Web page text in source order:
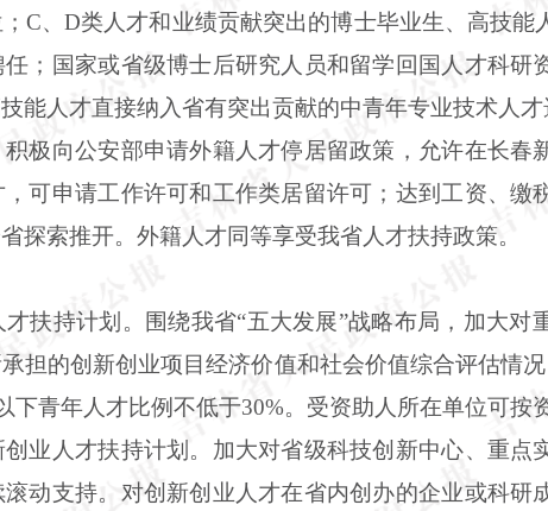
C、D类人才和业绩贡献突出的博士毕业生、高技
；国家或省级博士后研究人员和留学回国人才科研
能人才直接纳入省有突出贡献的中青年专业技术人才
积极向公安部申请外籍人才停居留政策，允许在长
可申请工作许可和工作类居留许可；达到工资、缴
探索推开。外籍人才同等享受我省人才扶持政策。
才扶持计划。围绕我省“五大发展”战略布局，加大
担的创新创业项目经济价值和社会价值综合评估情
青年人才比例不低于30%。受资助人所在单位可按
创业人才扶持计划。加大对省级科技创新中心、重点
动支持。对创新创业人才在省内创办的企业或科研